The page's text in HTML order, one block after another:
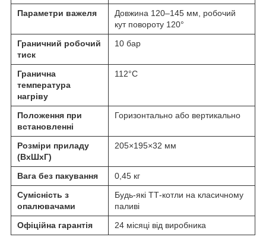
Параметри важеля
Довжина 120–145 мм, робочий
кут повороту 120°
Граничний робочий
тиск
10 бар
Гранична
температура
нагріву
112°C
Положення при
встановленні
Горизонтально або вертикально
Розміри приладу
(ВхШхГ)
205×195×32 мм
Вага без пакування
0,45 кг
Сумісність з
опалювачами
Будь-які ТТ-котли на класичному
паливі
Офіційна гарантія
24 місяці від виробника